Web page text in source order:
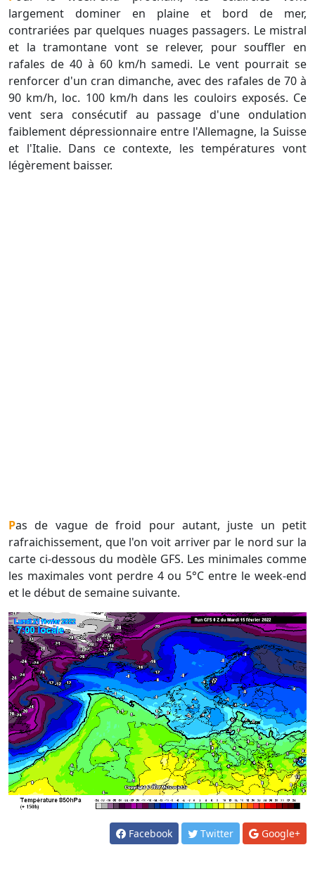
largement dominer en plaine et bord de mer,
contrariées par quelques nuages passagers. Le mistral
et la tramontane vont se relever, pour souffler en
rafales de 40 à 60 km/h samedi. Le vent pourrait se
renforcer d'un cran dimanche, avec des rafales de 70 à
90 km/h, loc. 100 km/h dans les couloirs exposés. Ce
vent sera consécutif au passage d'une ondulation
faiblement dépressionnaire entre l'Allemagne, la Suisse
et l'Italie. Dans ce contexte, les températures vont
légèrement baisser.
Pas de vague de froid pour autant, juste un petit
rafraichissement, que l'on voit arriver par le nord sur la
carte ci-dessous du modèle GFS. Les minimales comme
les maximales vont perdre 4 ou 5°C entre le week-end
et le début de semaine suivante.
Facebook Twitter Google+